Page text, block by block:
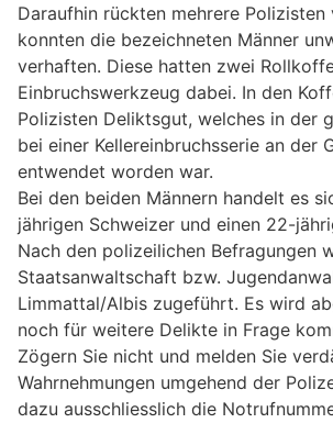
Daraufhin rückten mehrere
konnten die bezeichneten Männer
verhaften. Diese hatten zwei
Einbruchswerkzeug dabei. In den
Polizisten Deliktsgut, welches in der
bei einer Kellereinbruchsserie an der
entwendet worden war.
Bei den beiden Männern handelt es
jährigen Schweizer und einen 22-
Nach den polizeilichen Befragungen
Staatsanwaltschaft bzw.
Limmattal/Albis zugeführt. Es wird
noch für weitere Delikte in Frage
Zögern Sie nicht und melden Sie
Wahrnehmungen umgehend der
dazu ausschliesslich die